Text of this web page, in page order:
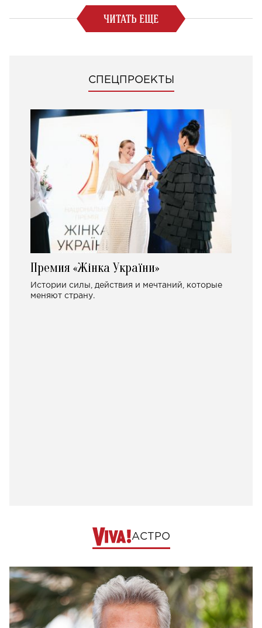
ЧИТАТЬ ЕЩЕ
СПЕЦПРОЕКТЫ
Премия «Жінка України»
Истории силы, действия и мечтаний, которые
меняют страну.
АСТРО